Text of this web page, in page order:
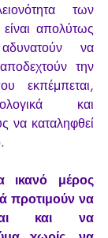
των
απολύτως
να
την
εκπέμπεται,
και
να καταληφθεί
ικανό μέρος
να
και να